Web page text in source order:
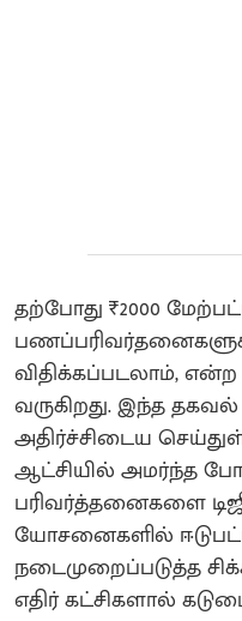
தற்போது ₹2000
விதிக்கப்படலாம், என்ற
வருகிறது. இந்த
அதிர்ச்சிடைய
ஆட்சியில் அமர்ந்த
பரிவர்த்தனைகளை
யோசனைகளில்
நடைமுறைப்படுத்த
எதிர் கட்சிகளால்